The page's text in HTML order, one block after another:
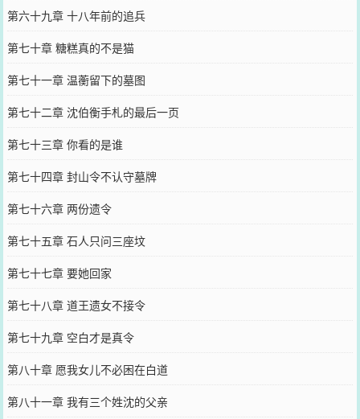
第六十九章 十八年前的追兵
第七十章 糖糕真的不是猫
第七十一章 温蘅留下的墓图
第七十二章 沈伯衡手札的最后一页
第七十三章 你看的是谁
第七十四章 封山令不认守墓牌
第七十六章 两份遗令
第七十五章 石人只问三座坟
第七十七章 要她回家
第七十八章 道王遗女不接令
第七十九章 空白才是真令
第八十章 愿我女儿不必困在白道
第八十一章 我有三个姓沈的父亲